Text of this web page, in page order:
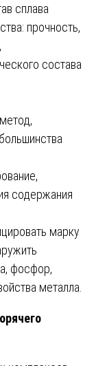
сплава
прочность,
состава
содержания
марку
фосфор,
металла.